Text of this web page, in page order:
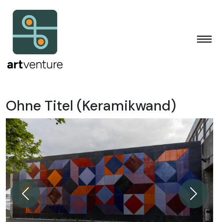
Ohne Titel (Keramikwand)
Zurück Weiter